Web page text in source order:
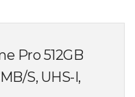
Pro 512GB
S, UHS-I,